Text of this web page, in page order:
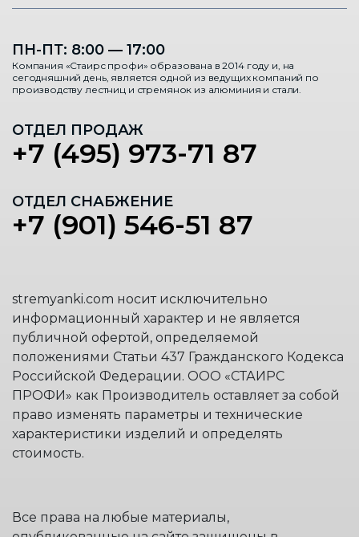
ПН-ПТ: 8:00 — 17:00
Компания «Стаирс профи» образована в 2014 году и, на
сегодняшний день, является одной из ведущих компаний по
производству лестниц и стремянок из алюминия и стали.
ОТДЕЛ ПРОДАЖ
+7 (495) 973-71 87
ОТДЕЛ СНАБЖЕНИЕ
+7 (901) 546-51 87
stremyanki.com носит исключительно
информационный характер и не является
публичной офертой, определяемой
положениями Статьи 437 Гражданского Кодекса
Российской Федерации. ООО «СТАИРС
ПРОФИ» как Производитель оставляет за собой
право изменять параметры и технические
характеристики изделий и определять
стоимость.
Все права на любые материалы,